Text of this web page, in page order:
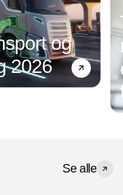
og
2026
Se alle